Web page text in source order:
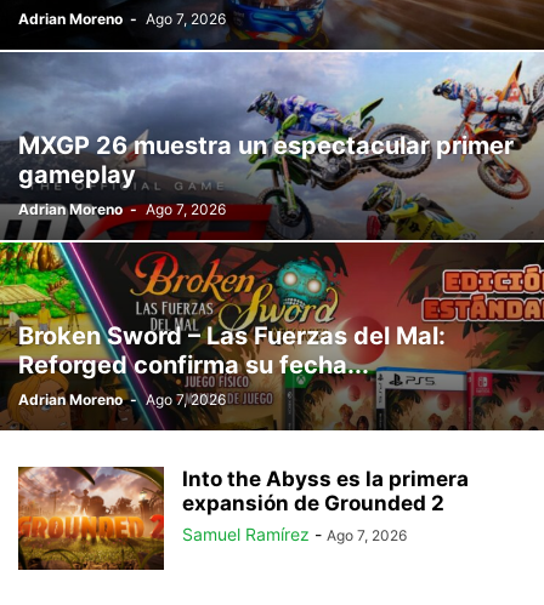
Adrian Moreno - Ago 7, 2026
MXGP 26 muestra un espectacular primer
gameplay
Adrian Moreno - Ago 7, 2026
Broken Sword – Las Fuerzas del Mal:
Reforged confirma su fecha...
Adrian Moreno - Ago 7, 2026
Into the Abyss es la primera
expansión de Grounded 2
Samuel Ramírez - Ago 7, 2026